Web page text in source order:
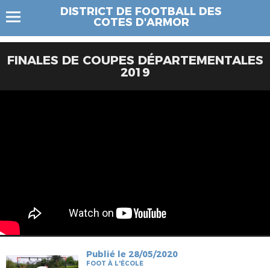
DISTRICT DE FOOTBALL DES
COTES D'ARMOR
FINALES DE COUPES DÉPARTEMENTALES
2019
Publié le 28/05/2020
FOOT À L'ÉCOLE